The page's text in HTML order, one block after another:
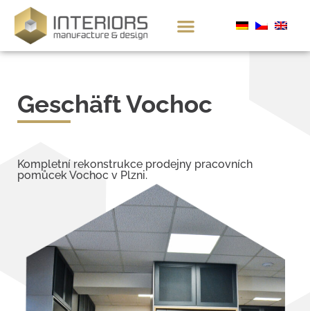
Geschäft Vochoc
Kompletní rekonstrukce prodejny pracovních
pomůcek Vochoc v Plzni.